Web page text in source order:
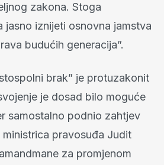
zakona. Stoga
jasno iznijeti osnovna jamstva
budućih generacija”.
brak” je protuzakonit
je dosad bilo moguće
samostalno podnio zahtjev
pravosuđa Judit
za promjenom